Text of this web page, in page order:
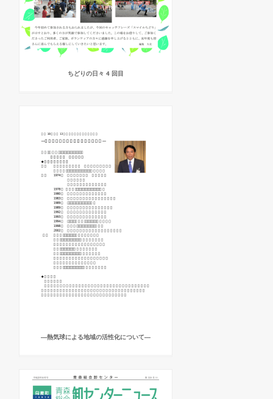
ちどりの日々 4 回目
―熱気球による地域の活性化について―